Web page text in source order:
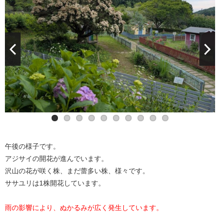
午後の様子です。
アジサイの開花が進んでいます。
沢山の花が咲く株、まだ蕾多い株、様々です。
ササユリは1株開花しています。
雨の影響により、ぬかるみが広く発生しています。